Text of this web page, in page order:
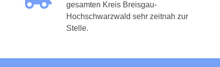
gesamten Kreis Breisgau-
Hochschwarzwald sehr zeitnah zur
Stelle.